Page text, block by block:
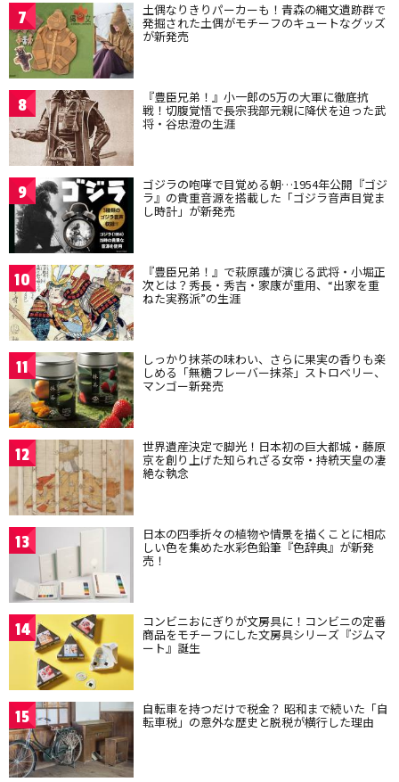
7 土偶なりきりパーカーも！青森の縄文遺跡群で
発掘された土偶がモチーフのキュートなグッズ
が新発売
8 『豊臣兄弟！』小一郎の5万の大軍に徹底抗
戦！切腹覚悟で長宗我部元親に降伏を迫った武
将・谷忠澄の生涯
9 ゴジラの咆哮で目覚める朝…1954年公開『ゴジ
ラ』の貴重音源を搭載した「ゴジラ音声目覚ま
し時計」が新発売
10 『豊臣兄弟！』で萩原護が演じる武将・小堀正
次とは？秀長・秀吉・家康が重用、“出家を重
ねた実務派”の生涯
11 しっかり抹茶の味わい、さらに果実の香りも楽
しめる「無糖フレーバー抹茶」ストロベリー、
マンゴー新発売
12 世界遺産決定で脚光！日本初の巨大都城・藤原
京を創り上げた知られざる女帝・持統天皇の凄
絶な執念
13 日本の四季折々の植物や情景を描くことに相応
しい色を集めた水彩色鉛筆『色辞典』が新発
売！
14 コンビニおにぎりが文房具に！コンビニの定番
商品をモチーフにした文房具シリーズ『ジムマ
ート』誕生
15 自転車を持つだけで税金？ 昭和まで続いた「自
転車税」の意外な歴史と脱税が横行した理由